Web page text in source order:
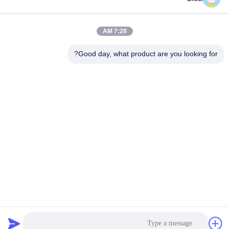
7:28 AM
Good day, what product are you looking for?